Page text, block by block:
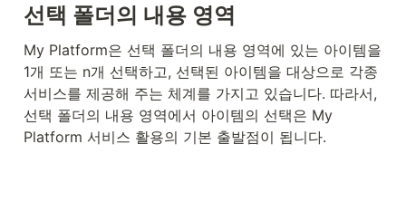
선택 폴더의 내용 영역
My Platform은 선택 폴더의 내용 영역에 있는 아이템을
1개 또는 n개 선택하고, 선택된 아이템을 대상으로 각종
서비스를 제공해 주는 체계를 가지고 있습니다. 따라서,
선택 폴더의 내용 영역에서 아이템의 선택은 My
Platform 서비스 활용의 기본 출발점이 됩니다.